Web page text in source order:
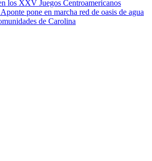
los XXV Juegos Centroamericanos
pone en marcha red de oasis de agua
de Carolina